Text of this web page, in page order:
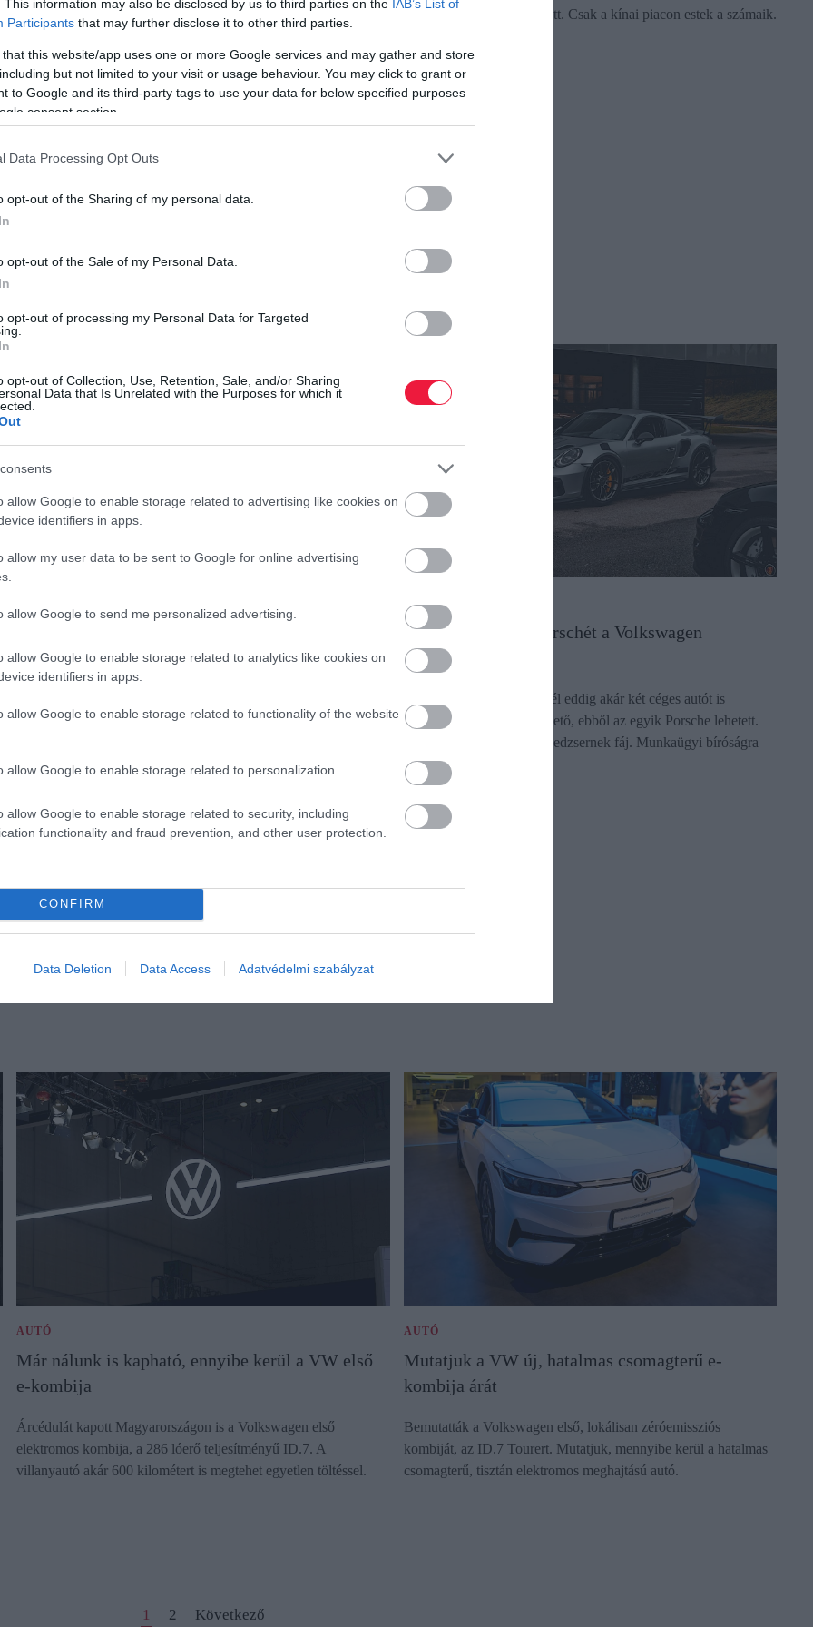
This information may also be disclosed by us to third parties on the IAB’s List of
Participants that may further disclose it to other third parties.
that this website/app uses one or more Google services and may gather and store
but not limited to your visit or usage behaviour. You may click to grant or
to Google and its third-party tags to use your data for below specified purposes
consent section.
Data Processing Opt Outs
opt-out of the Sharing of my personal data.
opt-out of the Sale of my Personal Data.
opt-out of processing my Personal Data for Targeted
opt-out of Collection, Use, Retention, Sale, and/or Sharing
Data that Is Unrelated with the Purposes for which it
allow Google to enable storage related to advertising like cookies on
identifiers in apps.
allow my user data to be sent to Google for online advertising
allow Google to send me personalized advertising.
allow Google to enable storage related to analytics like cookies on
identifiers in apps.
allow Google to enable storage related to functionality of the website
allow Google to enable storage related to personalization.
allow Google to enable storage related to security, including
functionality and fraud prevention, and other user protection.
CONFIRM
Data Deletion Data Access Adatvédelmi szabályzat
tulajdonos előfizet rá. Tehát utólag növelhető az autó
A összes értékesítése is nőtt. Csak a kínai piacon estek a számaik.
gyártása
a Volkswagen megszünteti az európai gyártást a pamplonai
városban csaknem 8,5…
AUTÓ
Kihúzták a céges Porschét a Volkswagen
menedzserei alól
A Volkswagen konszernnél eddig akár két céges autót is
használhatott egy felsővezető, ebből az egyik Porsche lehetett.
Ennek vége, ami 200 menedzsernek fáj. Munkaügyi bíróságra
mentek.
AUTÓ
Már nálunk is kapható, ennyibe kerül a VW első
e-kombija
Árcédulát kapott Magyarországon is a Volkswagen első
elektromos kombija, a 286 lóerő teljesítményű ID.7. A
villanyautó akár 600 kilométert is megtehet egyetlen töltéssel.
AUTÓ
Mutatjuk a VW új, hatalmas csomagterű e-
kombija árát
Bemutatták a Volkswagen első, lokálisan zéróemissziós
kombiját, az ID.7 Tourert. Mutatjuk, mennyibe kerül a hatalmas
csomagterű, tisztán elektromos meghajtású autó.
1 2 Következő